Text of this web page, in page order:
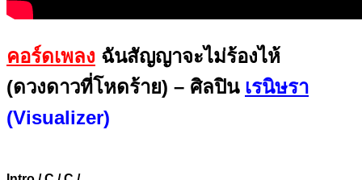
คอร์ดเพลง ฉันสัญญาจะไม่ร้องไห้
(ดวงดาวที่โหดร้าย) – ศิลปิน เรนิษรา
(Visualizer)